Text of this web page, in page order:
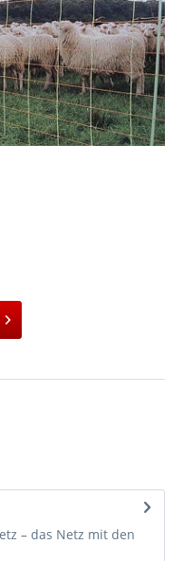
– das Netz mit den